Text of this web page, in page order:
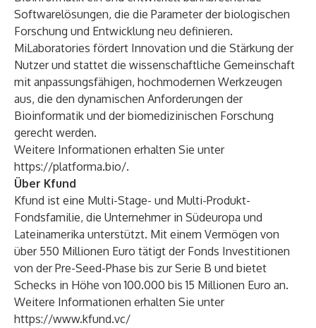
Softwarelösungen, die die Parameter der biologischen
Forschung und Entwicklung neu definieren.
MiLaboratories fördert Innovation und die Stärkung der
Nutzer und stattet die wissenschaftliche Gemeinschaft
mit anpassungsfähigen, hochmodernen Werkzeugen
aus, die den dynamischen Anforderungen der
Bioinformatik und der biomedizinischen Forschung
gerecht werden.
Weitere Informationen erhalten Sie unter
https://platforma.bio/.
Über Kfund
Kfund ist eine Multi-Stage- und Multi-Produkt-
Fondsfamilie, die Unternehmer in Südeuropa und
Lateinamerika unterstützt. Mit einem Vermögen von
über 550 Millionen Euro tätigt der Fonds Investitionen
von der Pre-Seed-Phase bis zur Serie B und bietet
Schecks in Höhe von 100.000 bis 15 Millionen Euro an.
Weitere Informationen erhalten Sie unter
https://www.kfund.vc/